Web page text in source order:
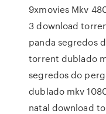
9xmovies Mkv
3 download
panda segredos
torrent dublado
segredos do
dublado mkv
natal download